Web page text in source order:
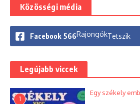
Közösségi média
Facebook 566RajongókTetszik
Legújabb viccek
1
Egy székely